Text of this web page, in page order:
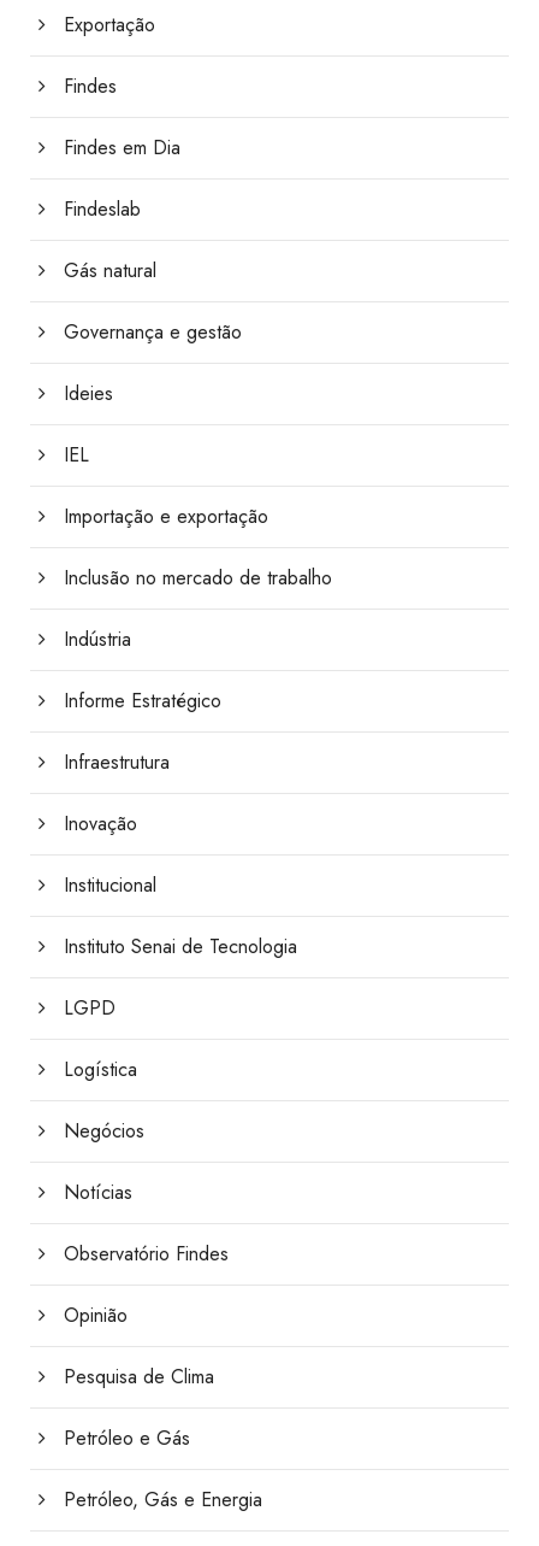
Exportação
Findes
Findes em Dia
Findeslab
Gás natural
Governança e gestão
Ideies
IEL
Importação e exportação
Inclusão no mercado de trabalho
Indústria
Informe Estratégico
Infraestrutura
Inovação
Institucional
Instituto Senai de Tecnologia
LGPD
Logística
Negócios
Notícias
Observatório Findes
Opinião
Pesquisa de Clima
Petróleo e Gás
Petróleo, Gás e Energia